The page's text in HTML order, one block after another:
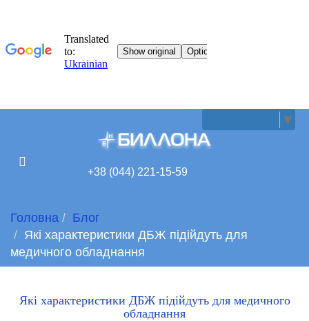
▼
+38 (044) 221-15-59
Головна
Блог
Які характеристики ДБЖ підійдуть для
медичного обладнання
Які характеристики ДБЖ підійдуть для медичного
обладнання